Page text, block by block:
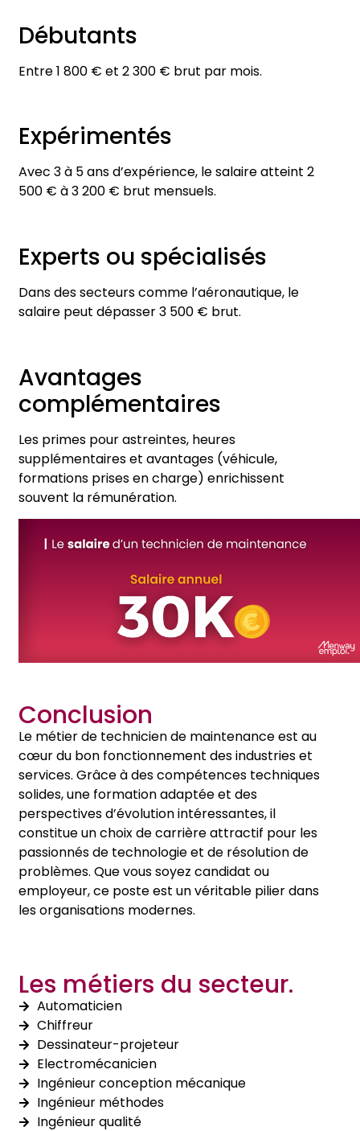
Débutants
Entre 1 800 € et 2 300 € brut par mois.
Expérimentés
Avec 3 à 5 ans d’expérience, le salaire atteint 2
500 € à 3 200 € brut mensuels.
Experts ou spécialisés
Dans des secteurs comme l’aéronautique, le
salaire peut dépasser 3 500 € brut.
Avantages
complémentaires
Les primes pour astreintes, heures
supplémentaires et avantages (véhicule,
formations prises en charge) enrichissent
souvent la rémunération.
Conclusion
Le métier de technicien de maintenance est au
cœur du bon fonctionnement des industries et
services. Grâce à des compétences techniques
solides, une formation adaptée et des
perspectives d’évolution intéressantes, il
constitue un choix de carrière attractif pour les
passionnés de technologie et de résolution de
problèmes. Que vous soyez candidat ou
employeur, ce poste est un véritable pilier dans
les organisations modernes.
Les métiers du secteur.
Automaticien
Chiffreur
Dessinateur-projeteur
Electromécanicien
Ingénieur conception mécanique
Ingénieur méthodes
Ingénieur qualité